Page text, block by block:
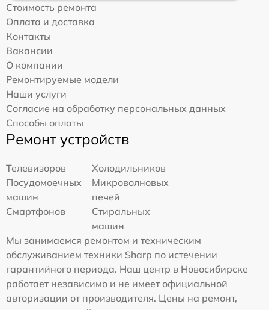
Стоимость ремонта
Оплата и доставка
Контакты
Вакансии
О компании
Ремонтируемые модели
Наши услуги
Согласие на обработку персональных данных
Способы оплаты
Ремонт устройств
Телевизоров
Холодильников
Посудомоечных
машин
Микроволновых
печей
Смартфонов
Стиральных
машин
Мы занимаемся ремонтом и техническим
обслуживанием техники Sharp по истечении
гарантийного периода. Наш центр в Новосибирске
работает независимо и не имеет официальной
авторизации от производителя. Цены на ремонт,